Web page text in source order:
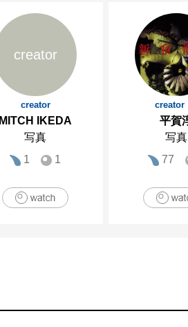
creator
creator
MITCH IKEDA
写真
1
1
creator
平賀
写真
77